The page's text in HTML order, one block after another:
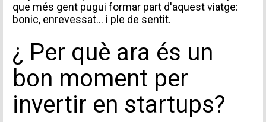
que més gent pugui formar part d'aquest viatge:
bonic, enrevessat… i ple de sentit.
¿ Per què ara és un
bon moment per
invertir en startups?